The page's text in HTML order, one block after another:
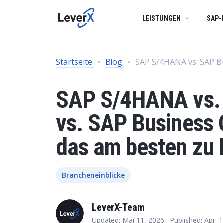
LEISTUNGEN
SAP IN DER CLOUD
KÜNSTLICHE INTELLIGENZ (KI)
SAP-
SAP S/4HANA LÖSUNGEN
Produktlebenszyklusmanagement
Digitale Lieferkette
Ausgabenmanagement
Vermögensverwaltung
Startseite Blog SAP S/4HANA vs. SAP
SAP S/4HANA
vs. SAP Business
das am besten zu
Brancheneinblicke
LeverX-Team
Updated: Mai 11, 2026 · Published: Apr.